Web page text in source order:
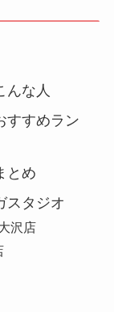
んな人
すすめラン
とめ
スタジオ
沢店